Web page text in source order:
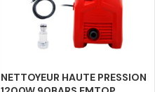
NETTOYEUR HAUTE PRESSION